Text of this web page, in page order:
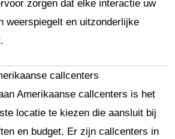
zorgen dat elke interactie uw
weerspiegelt en uitzonderlijke
callcenters
Amerikaanse callcenters is het
locatie te kiezen die aansluit bij
en budget. Er zijn callcenters in